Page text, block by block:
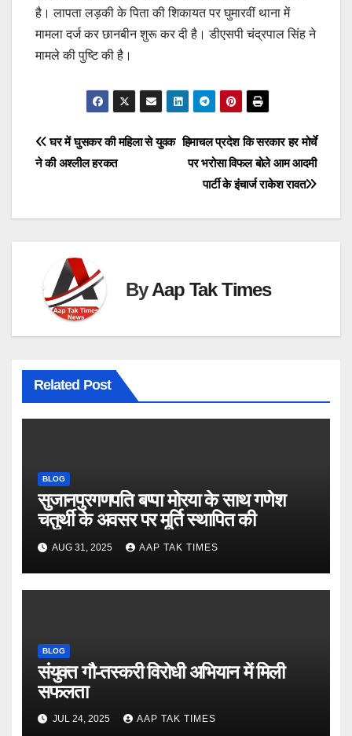
है। लापता लड़की के पिता की शिकायत पर घुमारवीं थाना में
मामला दर्ज कर छानबीन शुरू कर दी है। डीएसपी चंद्रपाल सिंह ने
मामले की पुष्टि की है।
Post
हिमाचल प्रदेश कि सरकार हर मोर्चे
पर भरोसा विफल बोले आम आदमी
पार्टी के इंचार्ज राकेश रावत
घर में घुसकर की महिला से युवक
ने की अश्लील हरकत
ByAap Tak Times
Related Post
BLOG
सुजानपुरगणपति बप्पा मोरया के साथ गणेश
चतुर्थी के अवसर पर मूर्ति स्थापित की
AUG 31, 2025 AAP TAK TIMES
BLOG
संयुक्त गौ-तस्करी विरोधी अभियान में मिली
सफलता
JUL 24, 2025 AAP TAK TIMES